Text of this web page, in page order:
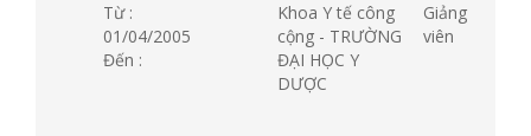
Từ :
01/04/2005
Đến :
Khoa Y tế công
cộng - TRƯỜNG
ĐẠI HỌC Y
DƯỢC
Giảng
viên